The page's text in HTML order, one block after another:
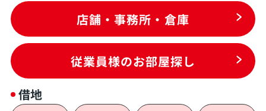
店舗・事務所・倉庫
従業員様のお部屋探し
借地